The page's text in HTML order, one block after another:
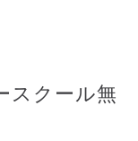
スクール無